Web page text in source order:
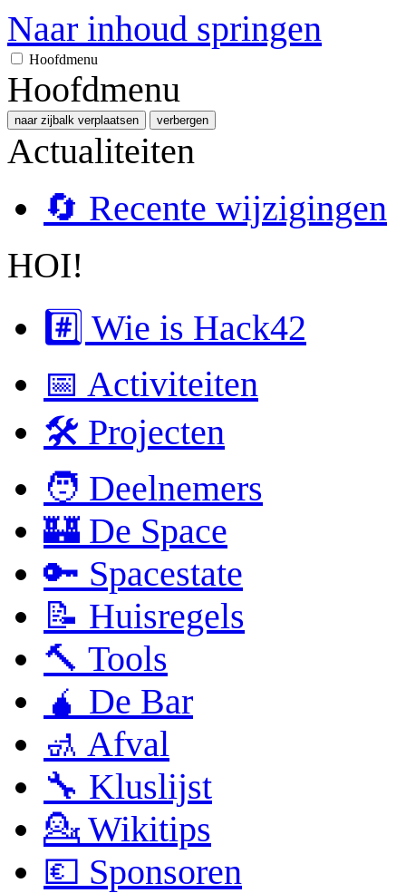
Naar inhoud springen
Hoofdmenu
Hoofdmenu
naar zijbalk verplaatsen verbergen
Actualiteiten
🔄 Recente wijzigingen
HOI!
#️⃣ Wie is Hack42
📅 Activiteiten
🛠 Projecten
🧑 Deelnemers
🏰 De Space
🔑 Spacestate
📝 Huisregels
🔨 Tools
🧉 De Bar
🚮 Afval
🔧 Kluslijst
💁 Wikitips
💶 Sponsoren